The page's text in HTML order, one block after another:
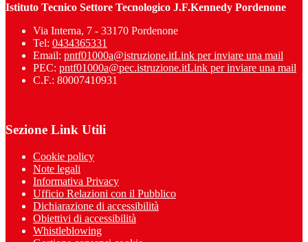
Istituto Tecnico Settore Tecnologico J.F.Kennedy Pordenone
Via Interna, 7 - 33170 Pordenone
Tel: 0434365331
Email: pntf01000a@istruzione.itLink per inviare una mail
PEC: pntf01000a@pec.istruzione.itLink per inviare una mail
C.F.: 80007410931
Sezione Link Utili
Cookie policy
Note legali
Informativa Privacy
Ufficio Relazioni con il Pubblico
Dichiarazione di accessibilità
Obiettivi di accessibilità
Whistleblowing